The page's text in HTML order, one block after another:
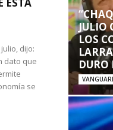
dijo:
dato que
se
JULIO
LOS
DURO